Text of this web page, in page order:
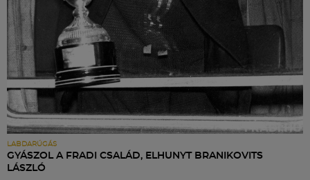
LABDARÚGÁS
GYÁSZOL A FRADI CSALÁD, ELHUNYT BRANIKOVITS
LÁSZLÓ